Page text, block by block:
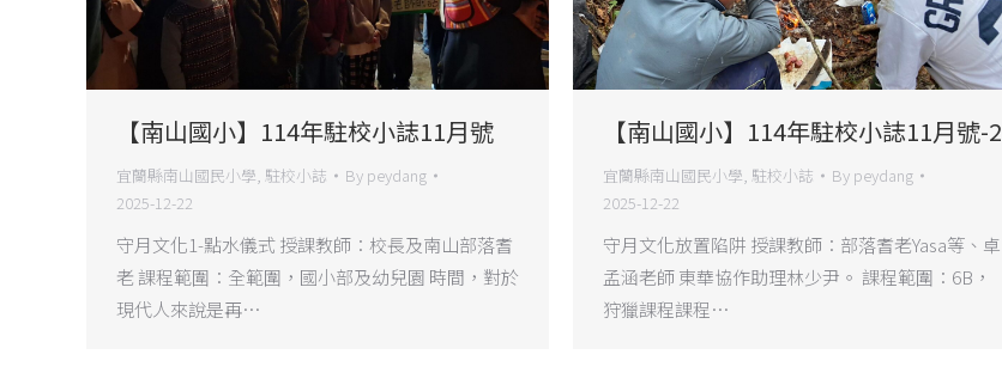
【南山國小】114年駐校小誌11月號
宜蘭縣南山國民小學, 駐校小誌 By peydang
2025-12-22
守月文化1-點水儀式 授課教師：校長及南山部落耆
老 課程範圍：全範圍，國小部及幼兒園 時間，對於
現代人來說是再…
【南山國小】114年駐校小誌11月號-2
宜蘭縣南山國民小學, 駐校小誌 By peydang
2025-12-22
守月文化放置陷阱 授課教師：部落耆老Yasa等、卓
孟涵老師 東華協作助理林少尹。 課程範圍：6B，
狩獵課程課程…